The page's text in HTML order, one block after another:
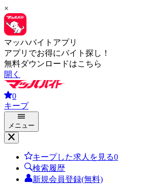
×
マッハバイトアプリ
アプリでお得にバイト探し！
無料ダウンロードはこちら
開く
0
キープ
メニュー
キープした求人を見る0
検索履歴
新規会員登録(無料)